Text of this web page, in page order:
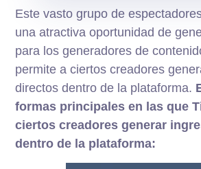
Este vasto grupo de
una atractiva oportunidad de
para los generadores de
permite a ciertos creadores
directos dentro de la plataforma.
formas principales en las que
ciertos creadores generar
dentro de la plataforma: